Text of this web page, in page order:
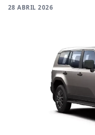
28 ABRIL 2026